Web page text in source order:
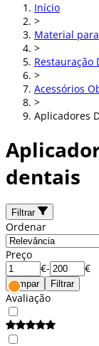
Início
>
Material
>
Restauração
>
Acessórios
>
Aplicadores
dentais
Filtrar
Ordenar
Preço
€- €
Limpar Filtrar
Avaliação